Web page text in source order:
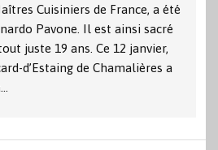
Cuisiniers de France, a été
Pavone. Il est ainsi sacré
juste 19 ans. Ce 12 janvier,
d’Estaing de Chamalières a